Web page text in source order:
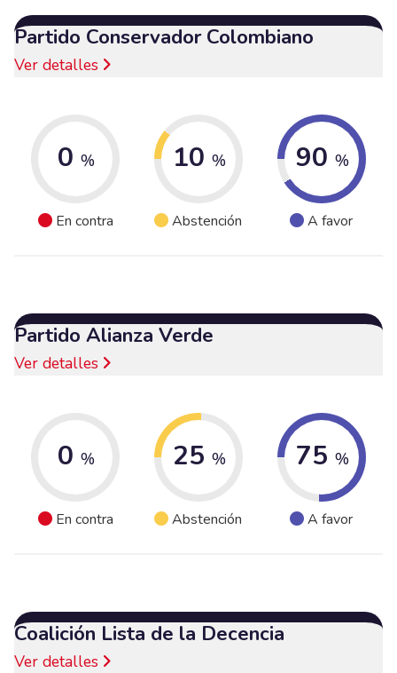
Partido Conservador Colombiano
Ver detalles
0 %
En contra
10 %
Abstención
90 %
A favor
Partido Alianza Verde
Ver detalles
0 %
En contra
25 %
Abstención
75 %
A favor
Coalición Lista de la Decencia
Ver detalles